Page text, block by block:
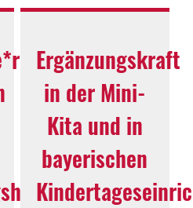
Ergänzungskraft
in der Mini-
Kita und in
bayerischen